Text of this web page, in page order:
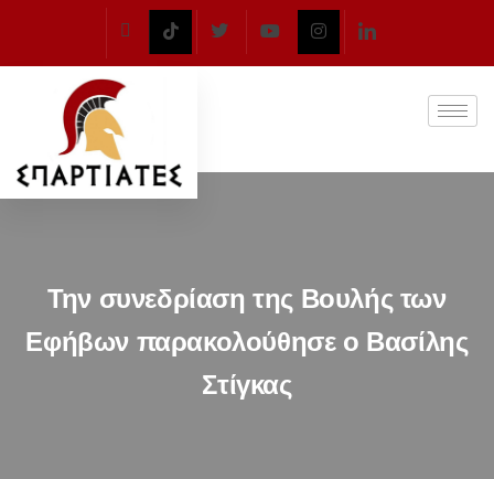
Την συνεδρίαση της Βουλής των
Εφήβων παρακολούθησε o Βασίλης
Στίγκας